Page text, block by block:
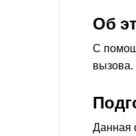
Об
С
вызова.
Данная